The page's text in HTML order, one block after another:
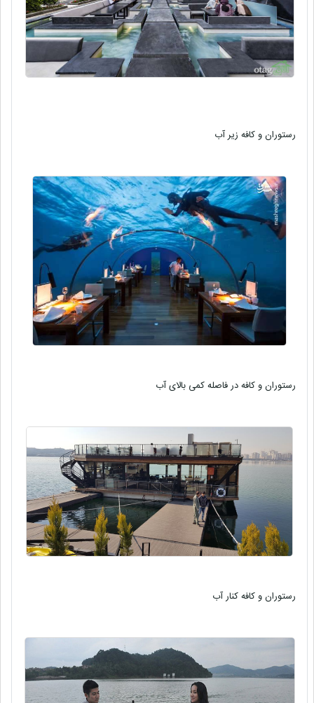
رستوران و کافه زیر آب
رستوران و کافه در فاصله کمی بالای آب
رستوران و کافه کنار آب